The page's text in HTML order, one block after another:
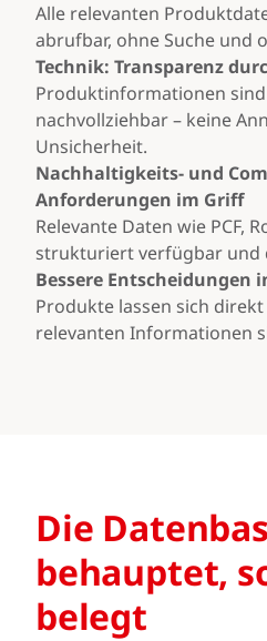
Alle relevanten
abrufbar, ohne Suche und
Technik: Transparenz
Produktinformationen
nachvollziehbar – keine
Unsicherheit.
Nachhaltigkeits- und
Anforderungen im Griff
Relevante Daten wie PCF,
strukturiert verfügbar und
Bessere Entscheidungen
Produkte lassen sich
relevanten Informationen
Die
behauptet,
belegt